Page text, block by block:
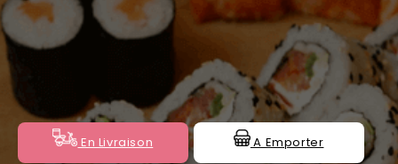
ACCUEIL
VOTRE COMPTE
NOTRE RESTAURANT
En Livraison A Emporter